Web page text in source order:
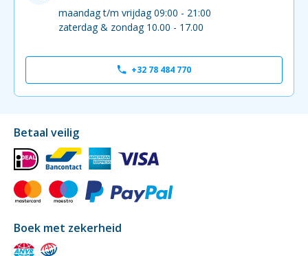
maandag t/m vrijdag 09:00 - 21:00
zaterdag & zondag 10.00 - 17.00
+32 78 484 770
Betaal veilig
Boek met zekerheid